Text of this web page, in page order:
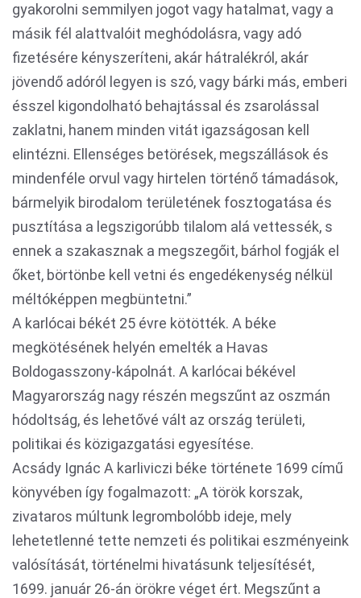
gyakorolni semmilyen jogot vagy hatalmat, vagy a
másik fél alattvalóit meghódolásra, vagy adó
fizetésére kényszeríteni, akár hátralékról, akár
jövendő adóról legyen is szó, vagy bárki más, emberi
ésszel kigondolható behajtással és zsarolással
zaklatni, hanem minden vitát igazságosan kell
elintézni. Ellenséges betörések, megszállások és
mindenféle orvul vagy hirtelen történő támadások,
bármelyik birodalom területének fosztogatása és
pusztítása a legszigorúbb tilalom alá vettessék, s
ennek a szakasznak a megszegőit, bárhol fogják el
őket, börtönbe kell vetni és engedékenység nélkül
méltóképpen megbüntetni.”
A karlócai békét 25 évre kötötték. A béke
megkötésének helyén emelték a Havas
Boldogasszony-kápolnát. A karlócai békével
Magyarország nagy részén megszűnt az oszmán
hódoltság, és lehetővé vált az ország területi,
politikai és közigazgatási egyesítése.
Acsády Ignác A karliviczi béke története 1699 című
könyvében így fogalmazott: „A török korszak,
zivataros múltunk legrombolóbb ideje, mely
lehetetlenné tette nemzeti és politikai eszményeink
valósítását, történelmi hivatásunk teljesítését,
1699. január 26-án örökre véget ért. Megszűnt a